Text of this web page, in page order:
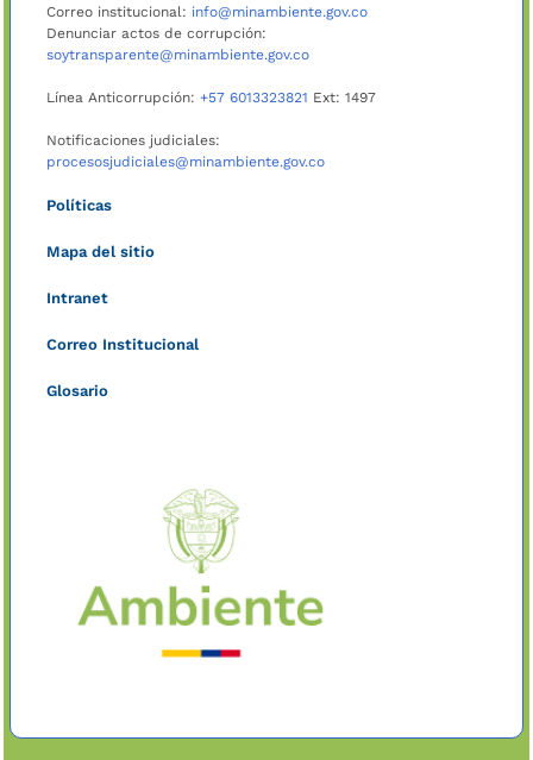
Correo institucional: info@minambiente.gov.co
Denunciar actos de corrupción:
soytransparente@minambiente.gov.co
Línea Anticorrupción: +57 6013323821 Ext: 1497
Notificaciones judiciales:
procesosjudiciales@minambiente.gov.co
Políticas
Mapa del sitio
Intranet
Correo Institucional
Glosario